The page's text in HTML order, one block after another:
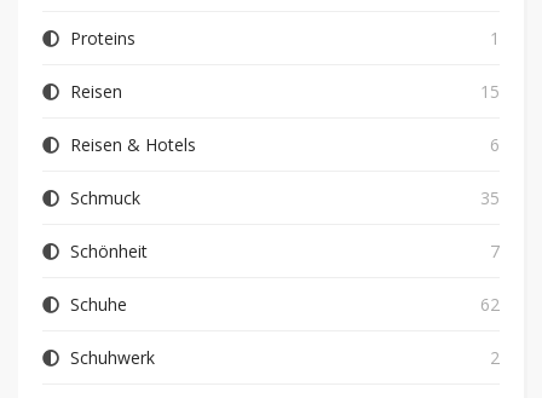
Proteins 1
Reisen 15
Reisen & Hotels 6
Schmuck 35
Schönheit 7
Schuhe 62
Schuhwerk 2